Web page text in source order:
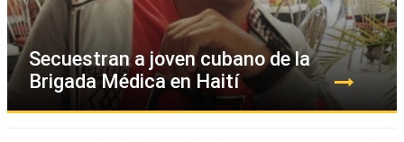
Secuestran a joven cubano de la
Brigada Médica en Haití